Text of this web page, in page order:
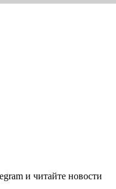
и читайте новости